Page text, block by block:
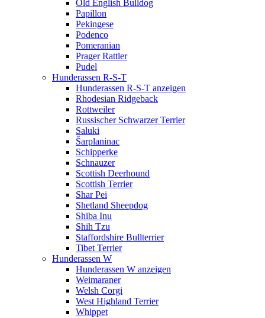
Old English Bulldog
Papillon
Pekingese
Podenco
Pomeranian
Prager Rattler
Pudel
Hunderassen R-S-T
Hunderassen R-S-T anzeigen
Rhodesian Ridgeback
Rottweiler
Russischer Schwarzer Terrier
Saluki
Šarplaninac
Schipperke
Schnauzer
Scottish Deerhound
Scottish Terrier
Shar Pei
Shetland Sheepdog
Shiba Inu
Shih Tzu
Staffordshire Bullterrier
Tibet Terrier
Hunderassen W
Hunderassen W anzeigen
Weimaraner
Welsh Corgi
West Highland Terrier
Whippet